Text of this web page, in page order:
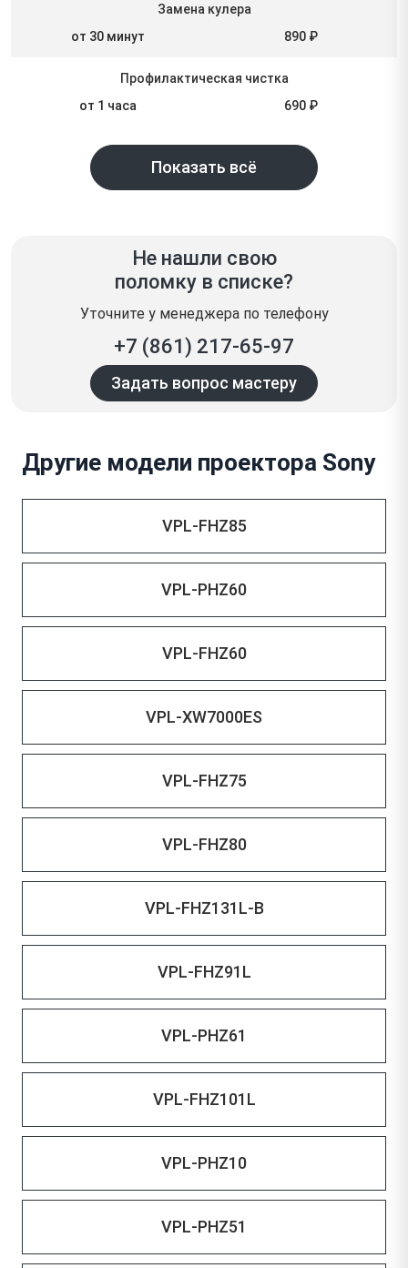
Замена кулера
от 30 минут
890 ₽
Профилактическая чистка
от 1 часа
690 ₽
Показать всё
Не нашли свою
поломку в списке?
Уточните у менеджера по телефону
+7 (861) 217-65-97
Задать вопрос мастеру
Другие модели проектора Sony
VPL-FHZ85
VPL-PHZ60
VPL-FHZ60
VPL-XW7000ES
VPL-FHZ75
VPL-FHZ80
VPL-FHZ131L-B
VPL-FHZ91L
VPL-PHZ61
VPL-FHZ101L
VPL-PHZ10
VPL-PHZ51